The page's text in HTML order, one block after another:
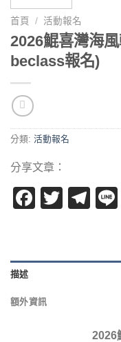
首頁 / 活動報名
2026鯤喜灣海
beclass報名)
分類: 活動報名
分享文章：
描述
額外資訊
2026